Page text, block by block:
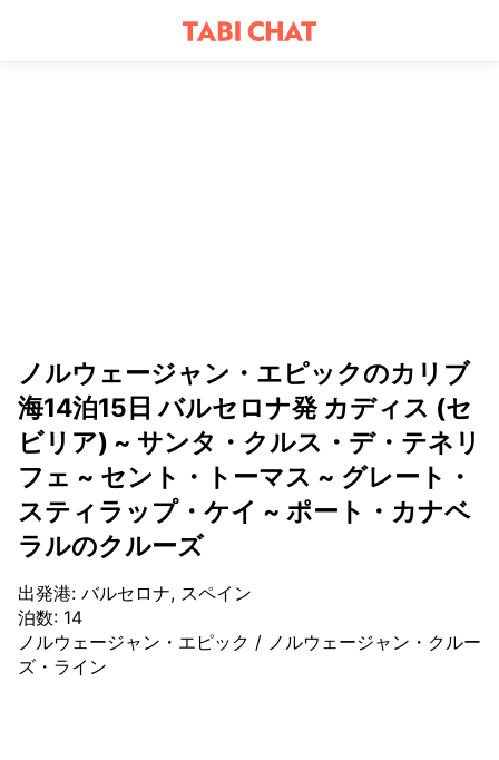
ノルウェージャン・エピックのカリブ
海14泊15日 バルセロナ発 カディス (セ
ビリア) ~ サンタ・クルス・デ・テネリ
フェ ~ セント・トーマス ~ グレート・
スティラップ・ケイ ~ ポート・カナベ
ラルのクルーズ
出発港: バルセロナ, スペイン
泊数: 14
ノルウェージャン・エピック / ノルウェージャン・クルー
ズ・ライン